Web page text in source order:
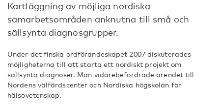
Kartläggning av möjliga nordiska
samarbetsområden anknutna till små och
sällsynta diagnosgrupper.
Under det finska ordförandeskapet 2007 diskuterades
möjligheterna till att starta ett nordiskt projekt om
sällsynta diagnoser. Man vidarebefordrade ärendet till
Nordens välfärdscenter och Nordiska högskolan för
hälsovetenskap.